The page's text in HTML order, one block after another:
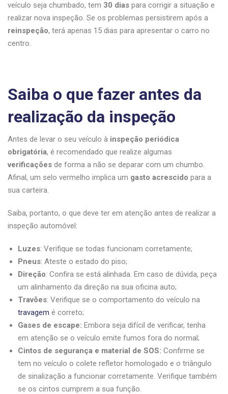
veículo seja chumbado, tem 30 dias para corrigir a situação e
realizar nova inspeção. Se os problemas persistirem após a
reinspeção, terá apenas 15 dias para apresentar o carro no
centro.
Saiba o que fazer antes da
realização da inspeção
Antes de levar o seu veículo à inspeção periódica
obrigatória, é recomendado que realize algumas
verificações de forma a não se deparar com um chumbo.
Afinal, um selo vermelho implica um gasto acrescido para a
sua carteira.
Saiba, portanto, o que deve ter em atenção antes de realizar a
inspeção automóvel:
Luzes: Verifique se todas funcionam corretamente;
Pneus: Ateste o estado do piso;
Direção: Confira se está alinhada. Em caso de dúvida, peça
um alinhamento da direção na sua oficina auto;
Travões: Verifique se o comportamento do veículo na
travagem é correto;
Gases de escape: Embora seja difícil de verificar, tenha
em atenção se o veículo emite fumos fora do normal;
Cintos de segurança e material de SOS: Confirme se
tem no veículo o colete refletor homologado e o triângulo
de sinalização a funcionar corretamente. Verifique também
se os cintos cumprem a sua função.